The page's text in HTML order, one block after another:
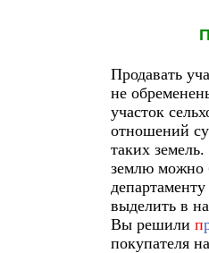
Продавать
не
участок
отношений
таких
землю можно
выделить в
Вы решили п
покупателя